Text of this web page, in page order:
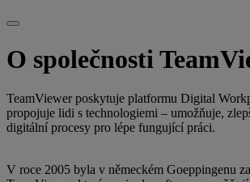
O společnosti
TeamViewer poskytuje platformu Digital
propojuje lidi s technologiemi – umožňuje,
digitální procesy pro lépe fungující práci.
V roce 2005 byla v německém Goeppingenu